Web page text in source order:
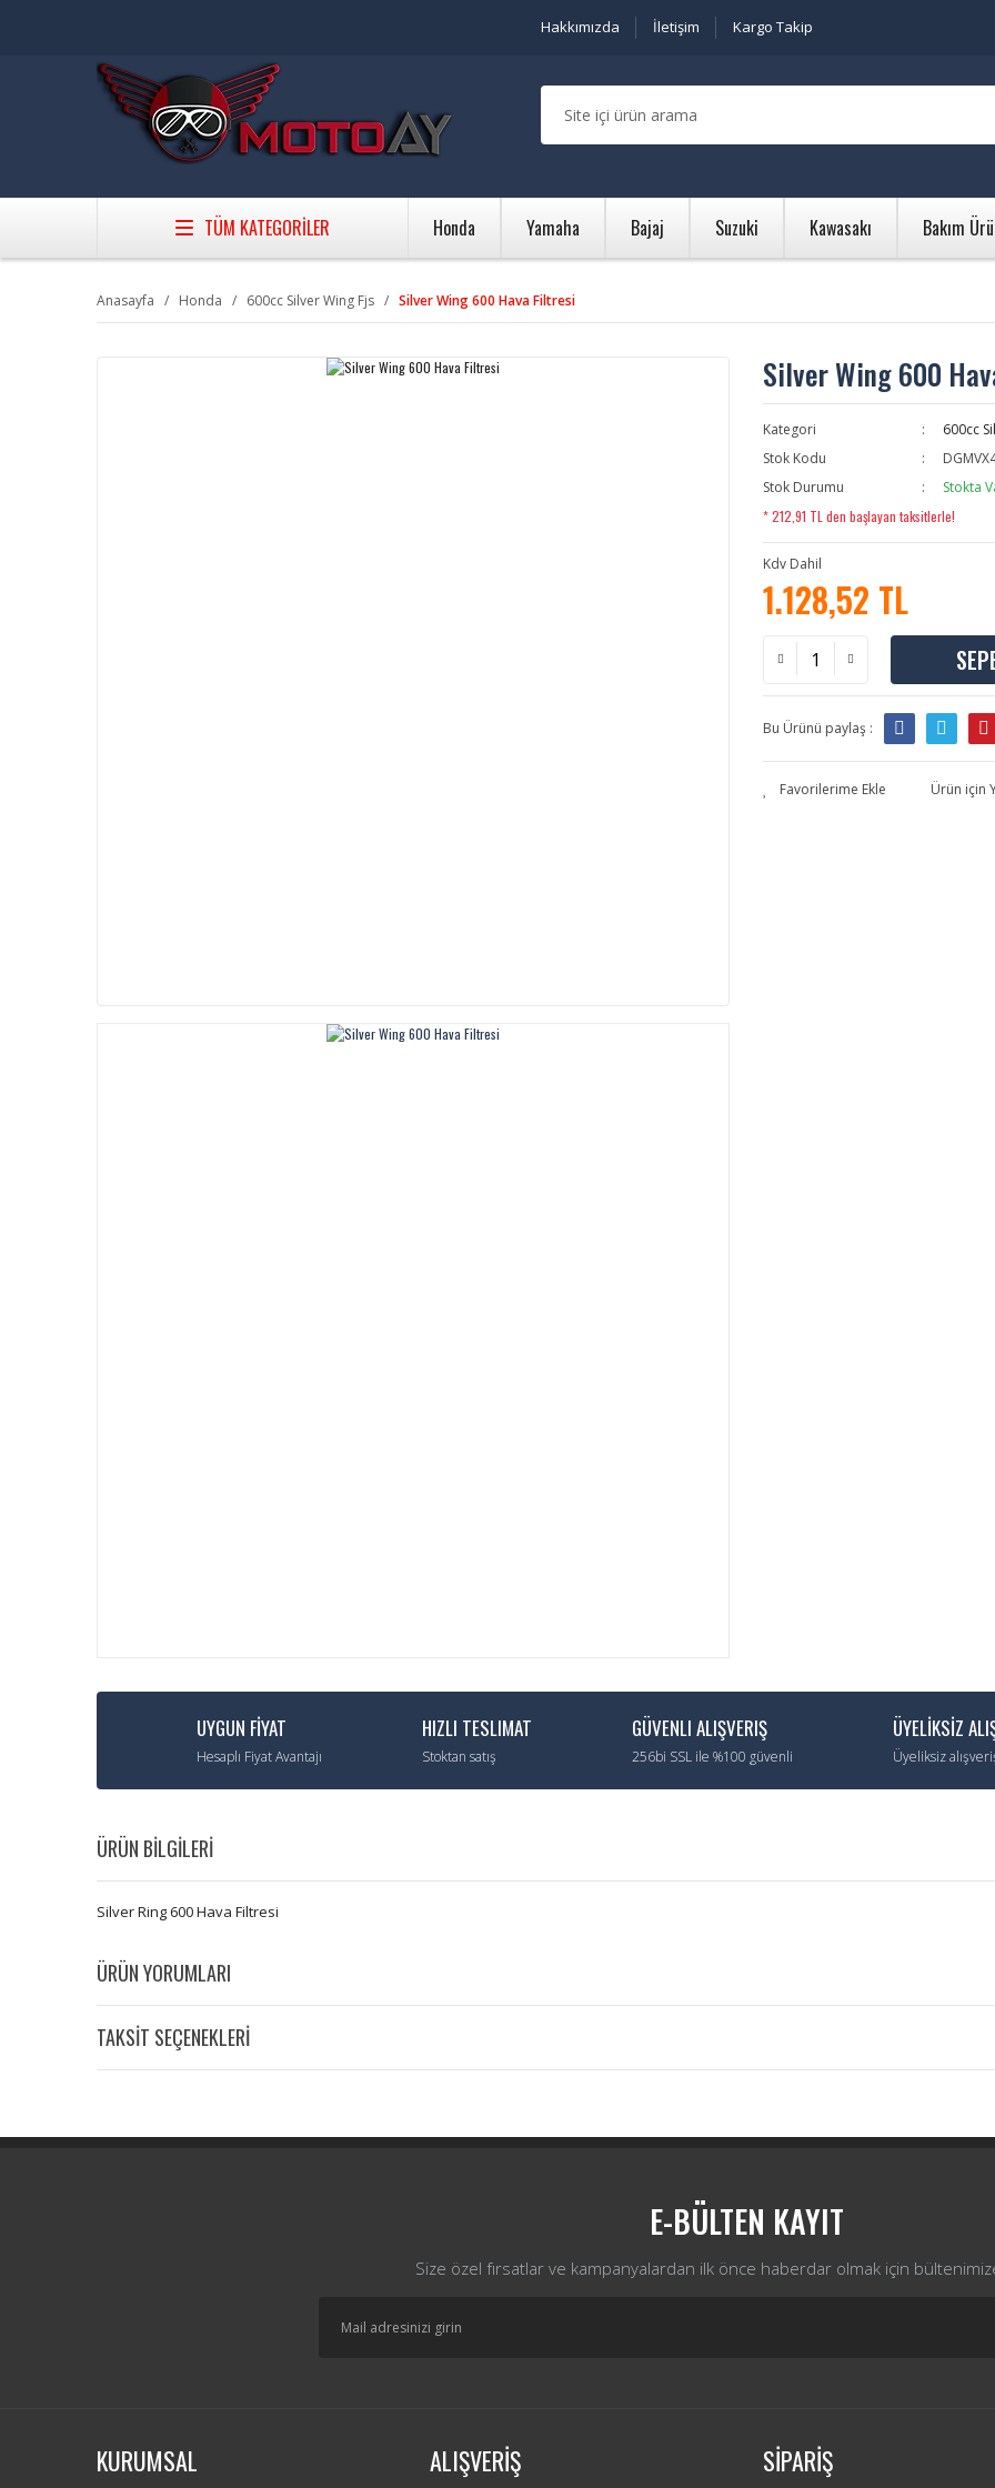
Hakkımızda İletişim Kargo Takip
TÜM KATEGORİLER Honda Yamaha Bajaj Suzuki Kawasakı Bakım
Anasayfa Honda 600cc Silver Wing Fjs Silver Wing 600 Hava Filtresi
Silver Wing 600
Kategori
600cc
Stok Kodu
Stok Durumu
Stokta
* 212,91 TL den başlayan taksitlerle!
Kdv Dahil
1.128,52 TL
Bu Ürünü paylaş :
Ürün için
UYGUN FİYAT
Hesaplı Fiyat Avantajı
HIZLI TESLIMAT
Stoktan satış
GÜVENLI ALIŞVERIŞ
256bi SSL ile %100 güvenli
ÜYELİKSİZ
Üyeliksiz
ÜRÜN BİLGİLERİ
Silver Ring 600 Hava Filtresi
ÜRÜN YORUMLARI
TAKSİT SEÇENEKLERİ
E-BÜLTEN KAYIT
Size özel fırsatlar ve kampanyalardan ilk önce haberdar olmak için
KURUMSAL ALIŞVERİŞ SİPARİŞ